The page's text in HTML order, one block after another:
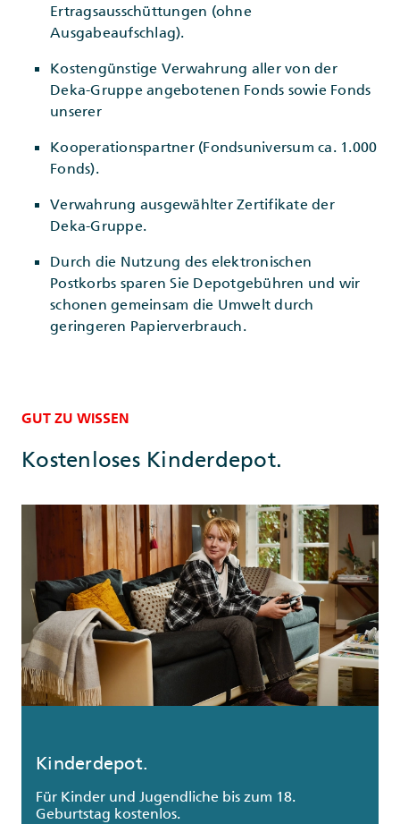
Ertragsausschüttungen (ohne
Ausgabeaufschlag).
Kostengünstige Verwahrung aller von der
Deka-Gruppe angebotenen Fonds sowie Fonds
unserer
Kooperationspartner (Fondsuniversum ca. 1.000
Fonds).
Verwahrung ausgewählter Zertifikate der
Deka-Gruppe.
Durch die Nutzung des elektronischen
Postkorbs sparen Sie Depotgebühren und wir
schonen gemeinsam die Umwelt durch
geringeren Papierverbrauch.
GUT ZU WISSEN
Kostenloses Kinderdepot.
Kinderdepot.
Für Kinder und Jugendliche bis zum 18.
Geburtstag kostenlos.